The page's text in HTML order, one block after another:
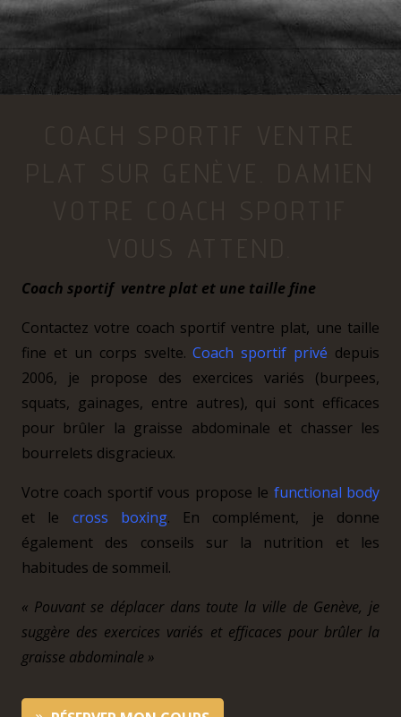
Coach sportif ventre plat et une taille fine
Contactez votre coach sportif ventre plat, une taille
fine et un corps svelte.Coach sportif privé depuis
2006, je propose des exercices variés (burpees,
squats, gainages, entre autres), qui sont efficaces
pour brûler la graisse abdominale et chasser les
bourrelets disgracieux.
Votre coach sportif vous propose le functional body
et le cross boxing. En complément, je donne
également des conseils sur la nutrition et les
habitudes de sommeil.
« Pouvant se déplacer dans toute la ville de Genève, je
suggère des exercices variés et efficaces pour brûler la
graisse abdominale »